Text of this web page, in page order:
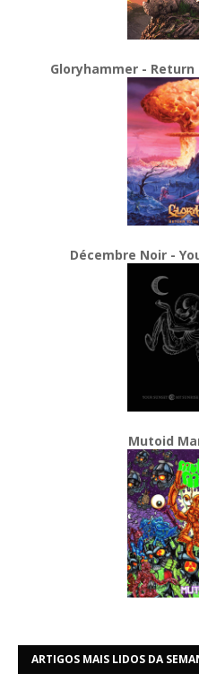
Gloryhammer -
Décembre Noir -
Mutoid
ARTIGOS MAIS LIDOS DA